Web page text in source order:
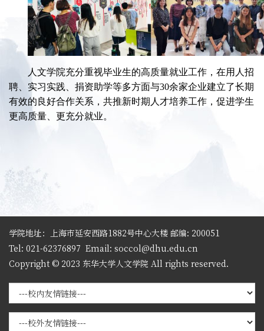
人文学院充分重视毕业生的高质量就业工作，在用人招
聘、实习实践、捐资助学等多方面与30余家企业建立了长期
有效的良好合作关系，共推新时期人才培养工作，促进学生
更高质量、更充分就业。
学院地址：上海市延安西路1882号中心大楼 邮编: 200051
Tel: 021-62376897 Email: soccol@dhu.edu.cn
Copyright © 2023 东华大学人文学院 All rights reserved.